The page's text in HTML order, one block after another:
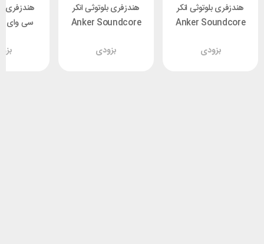
هندزفری بلوتوثی انکر
Anker Soundcore
بزودی
هندزفری بلوتوثی انکر
Anker Soundcore
بزودی
هندزفری